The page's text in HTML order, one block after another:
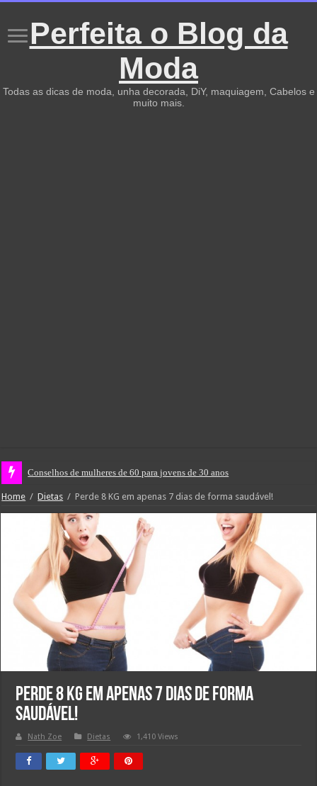
Perfeita o Blog da
Moda
Todas as dicas de moda, unha decorada, DiY, maquiagem, Cabelos e
muito mais.
Conselhos de mulheres de 60 para jovens de 30 anos
Home / Dietas / Perde 8 KG em apenas 7 dias de forma saudável!
Perde 8 KG em apenas 7 dias de forma
saudável!
Nath Zoe Dietas 1,410 Views